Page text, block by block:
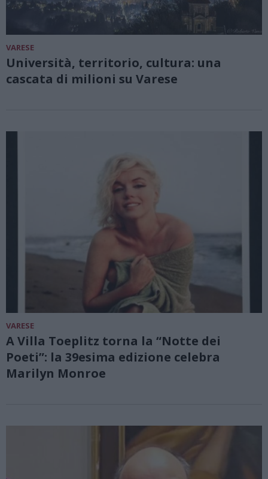
VARESE
Università, territorio, cultura: una
cascata di milioni su Varese
VARESE
A Villa Toeplitz torna la “Notte dei
Poeti”: la 39esima edizione celebra
Marilyn Monroe